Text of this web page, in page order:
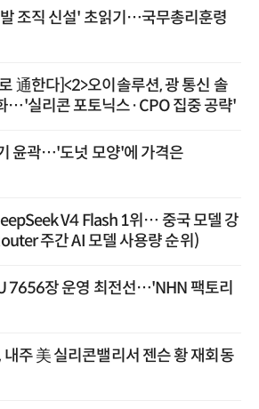
조직 신설' 초읽기…국무총리훈령
通한다]<2>오이솔루션, 광 통신 솔
…'실리콘 포토닉스·CPO 집중 공략'
윤곽…'도넛 모양'에 가격은
V4 Flash 1위… 중국 모델 강
주간 AI 모델 사용량 순위)
7656장 운영 최전선…'NHN 팩토리
내주 美 실리콘밸리서 젠슨 황 재회동